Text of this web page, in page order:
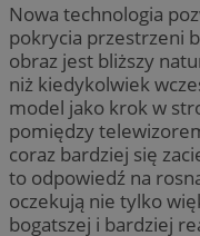
Nowa technologia
pokrycia przestrzeni
obraz jest bliższy
niż kiedykolwiek
model jako krok w
pomiędzy
coraz bardziej się
to odpowiedź na
oczekują nie tylko
bogatszej i bardziej